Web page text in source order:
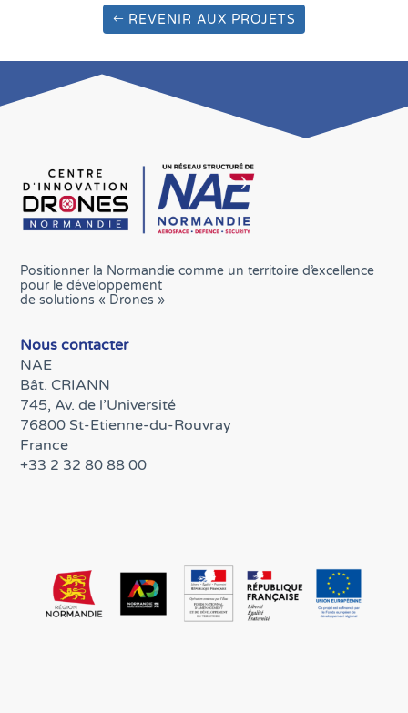
REVENIR AUX PROJETS
Positionner la Normandie comme un territoire d’excellence
pour le développement
de solutions « Drones »
Nous contacter
NAE
Bât. CRIANN
745, Av. de l’Université
76800 St-Etienne-du-Rouvray
France
+33 2 32 80 88 00